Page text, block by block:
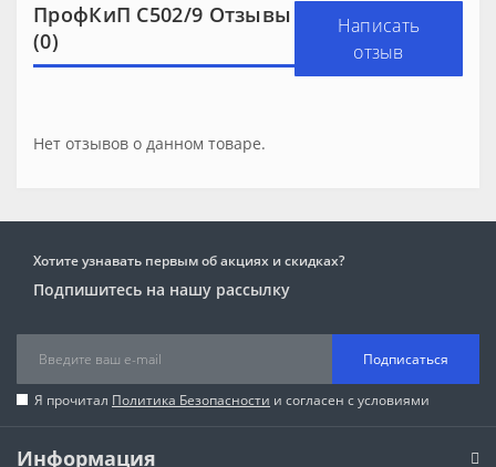
ПрофКиП С502/9 Отзывы
(0)
Написать
отзыв
Нет отзывов о данном товаре.
Хотите узнавать первым об акциях и скидках?
Подпишитесь на нашу рассылку
Подписаться
Я прочитал Политика Безопасности и согласен с условиями
Информация